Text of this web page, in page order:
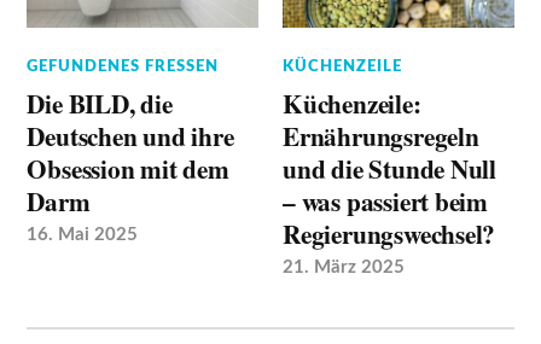
GEFUNDENES FRESSEN
Die BILD, die
Deutschen und ihre
Obsession mit dem
Darm
16. Mai 2025
KÜCHENZEILE
Küchenzeile:
Ernährungsregeln
und die Stunde Null
– was passiert beim
Regierungswechsel?
21. März 2025